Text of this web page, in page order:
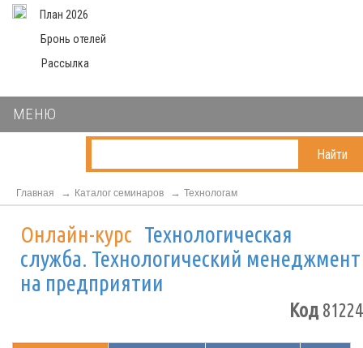
План 2026
Бронь отелей
Рассылка
МЕНЮ
Найти
Главная Каталог семинаров Технологам
Онлайн-курс Технологическая
служба. Технологический менеджмент
на предприятии
Код81224